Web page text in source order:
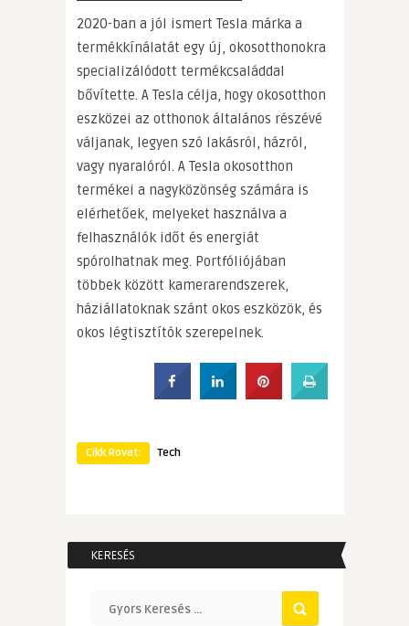
2020-ban a jól ismert Tesla márka a
termékkínálatát egy új, okosotthonokra
specializálódott termékcsaláddal
bővítette. A Tesla célja, hogy okosotthon
eszközei az otthonok általános részévé
váljanak, legyen szó lakásról, házról,
vagy nyaralóról. A Tesla okosotthon
termékei a nagyközönség számára is
elérhetőek, melyeket használva a
felhasználók időt és energiát
spórolhatnak meg. Portfóliójában
többek között kamerarendszerek,
háziállatoknak szánt okos eszközök, és
okos légtisztítók szerepelnek.
Cikk Rovat: Tech
KERESÉS